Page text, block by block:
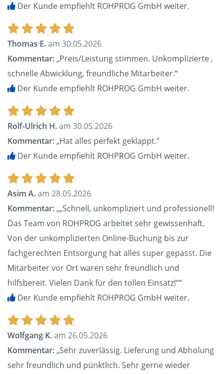
Der Kunde empfiehlt ROHPROG GmbH weiter.
Thomas E.am 30.05.2026
Kommentar:„Preis/Leistung stimmen. Unkomplizierte ,
schnelle Abwicklung, freundliche Mitarbeiter.“
Der Kunde empfiehlt ROHPROG GmbH weiter.
Rolf-Ulrich H.am 30.05.2026
Kommentar:„Hat alles perfekt geklappt.“
Der Kunde empfiehlt ROHPROG GmbH weiter.
Asim A.am 28.05.2026
Kommentar:„„Schnell, unkompliziert und professionell!
Das Team von ROHPROG arbeitet sehr gewissenhaft.
Von der unkomplizierten Online-Buchung bis zur
fachgerechten Entsorgung hat alles super gepasst. Die
Mitarbeiter vor Ort waren sehr freundlich und
hilfsbereit. Vielen Dank für den tollen Einsatz!““
Der Kunde empfiehlt ROHPROG GmbH weiter.
Wolfgang K.am 26.05.2026
Kommentar:„Sehr zuverlässig. Lieferung und Abholung
sehr freundlich und pünktlich. Sehr gerne wieder